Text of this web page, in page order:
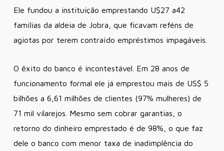
Ele fundou a instituição emprestando U$27 a42
famílias da aldeia de Jobra, que ficavam reféns de
agiotas por terem contraído empréstimos impagáveis.
O êxito do banco é incontestável. Em 28 anos de
funcionamento formal ele já emprestou mais de US$ 5
bilhões a 6,61 milhões de clientes (97% mulheres) de
71 mil vilarejos. Mesmo sem cobrar garantias, o
retorno do dinheiro emprestado é de 98%, o que faz
dele o banco com menor taxa de inadimplência do